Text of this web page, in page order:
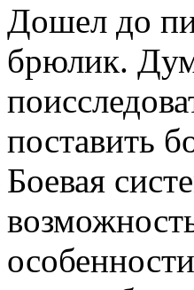
Дошел до
брюлик.
поставить
Боевая